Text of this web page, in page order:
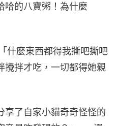
哈的八寶粥！為什麼
什麼東西都得我撕吧撕吧
攪拌才吃，一切都得她親
享了自家小貓奇奇怪怪的